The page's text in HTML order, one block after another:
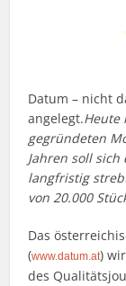
Datum – nicht
angelegt.Heute
gegründeten
Jahren soll sich
langfristig
von 20.000
Das
(www.datum.at)
des